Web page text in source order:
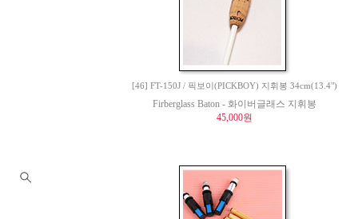
[46] FT-150J / 픽보이(PICKBOY) 지휘봉 34cm(13.4")
Firberglass Baton - 화이버글래스 지휘봉
45,000원